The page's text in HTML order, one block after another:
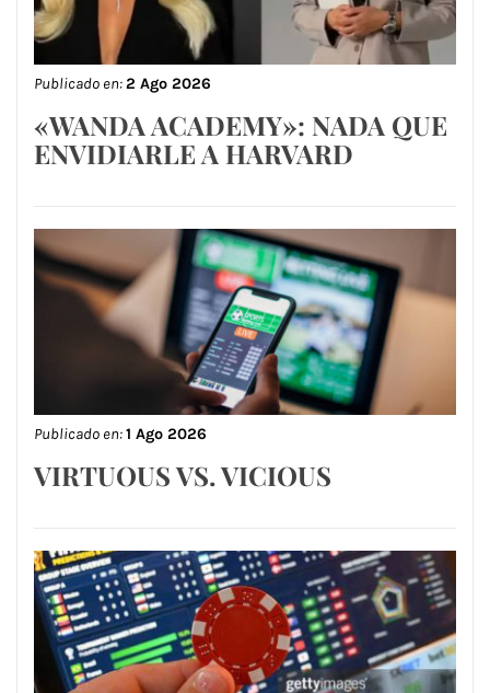
Publicado en:2 Ago 2026
«WANDA ACADEMY»: NADA QUE
ENVIDIARLE A HARVARD
Publicado en:1 Ago 2026
VIRTUOUS VS. VICIOUS